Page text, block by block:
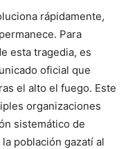
rápidamente,
Para
esta tragedia, es
oficial que
el alto el fuego. Este
organizaciones
sistemático de
población gazatí al